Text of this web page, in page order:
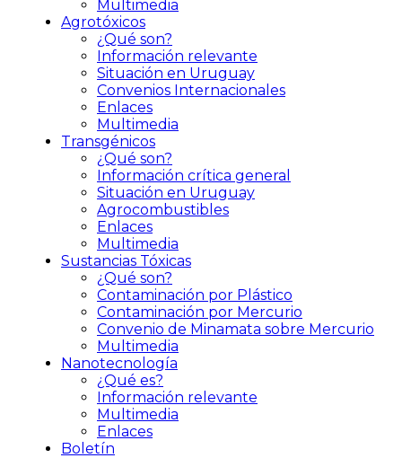
Multimedia
Agrotóxicos
¿Qué son?
Información relevante
Situación en Uruguay
Convenios Internacionales
Enlaces
Multimedia
Transgénicos
¿Qué son?
Información crítica general
Situación en Uruguay
Agrocombustibles
Enlaces
Multimedia
Sustancias Tóxicas
¿Qué son?
Contaminación por Plástico
Contaminación por Mercurio
Convenio de Minamata sobre Mercurio
Multimedia
Nanotecnología
¿Qué es?
Información relevante
Multimedia
Enlaces
Boletín